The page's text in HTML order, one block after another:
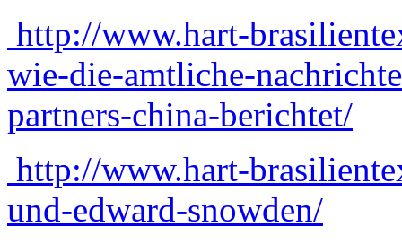
http://www.hart-
wie-die-amtliche-
partners-china-berichtet/
http://www.hart-
und-edward-snowden/